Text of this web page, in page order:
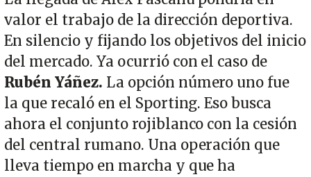
valor el trabajo de la dirección deportiva.
En silencio y fijando los objetivos del inicio
del mercado. Ya ocurrió con el caso de
Rubén Yáñez. La opción número uno fue
la que recaló en el Sporting. Eso busca
ahora el conjunto rojiblanco con la cesión
del central rumano. Una operación que
lleva tiempo en marcha y que ha